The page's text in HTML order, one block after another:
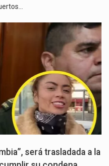
será trasladada a la